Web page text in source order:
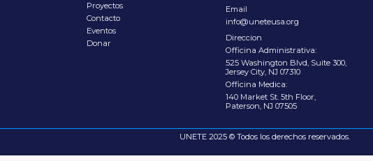
Proyectos
Contacto
Eventos
Donar
Email
info@uneteusa.org
Direccion
Officina Administrativa:
525 Washington Blvd, Suite 300,
Jersey City, NJ 07310
Officina Medica:
140 Market St. 5th Floor,
Paterson, NJ 07505
UNETE 2025 © Todos los derechos reservados.